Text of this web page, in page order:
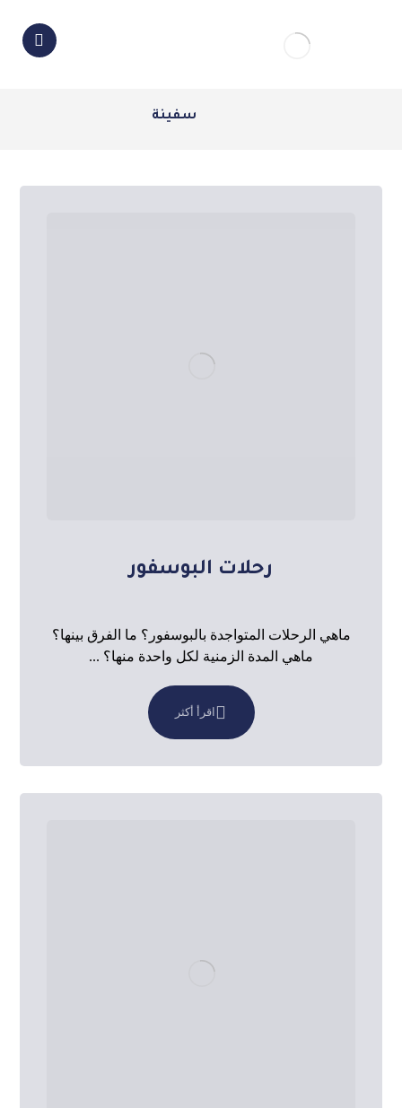
سفينة
رحلات البوسفور
ماهي الرحلات المتواجدة بالبوسفور؟ ما الفرق بينها؟
ماهي المدة الزمنية لكل واحدة منها؟ ...
اقرأ أكثر